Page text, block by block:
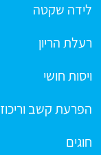
לידה שקטה
רעלת הריון
ויסות חושי
הפרעת קשב וריכוז
חוגים